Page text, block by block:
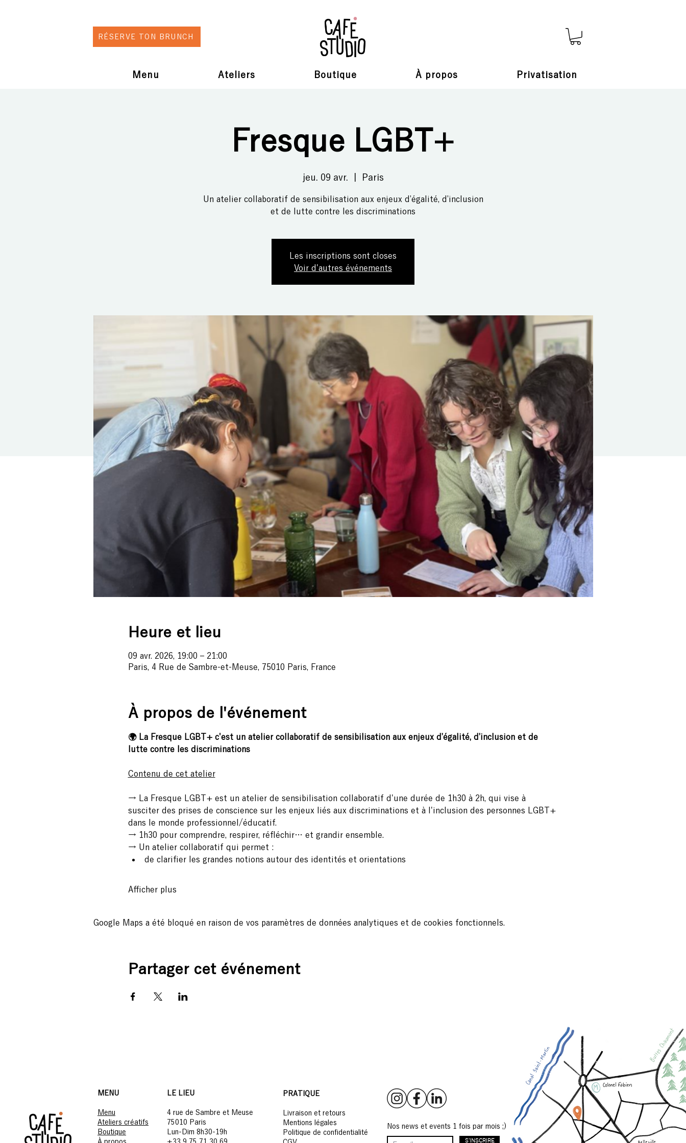
Menu Ateliers Boutique À propos Privatisation
RÉSERVE TON BRUNCH
Fresque LGBT+
jeu. 09 avr. Paris
Un atelier collaboratif de sensibilisation aux enjeux d’égalité, d’inclusion
et de lutte contre les discriminations
Les inscriptions sont closes
Voir d'autres événements
Heure et lieu
09 avr. 2026, 19:00 – 21:00
Paris, 4 Rue de Sambre-et-Meuse, 75010 Paris, France
À propos de l'événement
🌍 La Fresque LGBT+ c'est un atelier collaboratif de sensibilisation aux enjeux d’égalité, d’inclusion et de
lutte contre les discriminations
Contenu de cet atelier
→ La Fresque LGBT+ est un atelier de sensibilisation collaboratif d'une durée de 1h30 à 2h, qui vise à
susciter des prises de conscience sur les enjeux liés aux discriminations et à l'inclusion des personnes LGBT+
dans le monde professionnel/éducatif.
→ 1h30 pour comprendre, respirer, réfléchir… et grandir ensemble.
→ Un atelier collaboratif qui permet :
de clarifier les grandes notions autour des identités et orientations
Afficher plus
Google Maps a été bloqué en raison de vos paramètres de données analytiques et de cookies fonctionnels.
Partager cet événement
MENU
Menu
Ateliers créatifs
Boutique
À propos
LE LIEU
4 rue de Sambre et Meuse
75010 Paris
Lun-Dim 8h30-19h
+33 9 75 71 30 69
PRATIQUE
Livraison et retours
Mentions légales
Politique de confidentialité
Nos news et events 1 fois par mois ;)
S'INSCRIRE